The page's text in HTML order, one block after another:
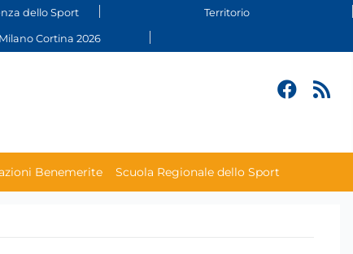
dello Sport Territorio
Milano Cortina 2026
Benemerite Scuola Regionale dello Sport